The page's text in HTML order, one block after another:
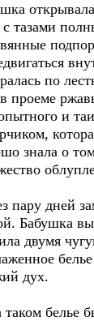
тазами
по
проеме
и
знала о
пару дней
Бабушка
двумя
дух.
белье